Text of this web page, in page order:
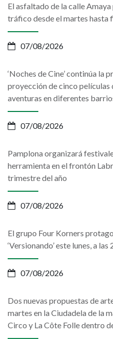
El asfaltado de la calle
tráfico desde el martes hasta
07/08/2026
‘Noches de Cine’ continúa la
proyección de cinco películas
aventuras en diferentes
07/08/2026
Pamplona organizará
herramienta en el frontón
trimestre del año
07/08/2026
El grupo Four Korners
‘Versionando’ este lunes, a
07/08/2026
Dos nuevas propuestas de
martes en la Ciudadela de la
Circo y La Côte Folle dentro